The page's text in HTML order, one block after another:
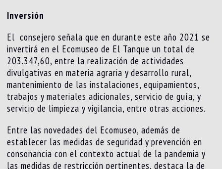
Inversión
El consejero señala que en durante este año 2021 se
invertirá en el Ecomuseo de El Tanque un total de
203.347,60, entre la realización de actividades
divulgativas en materia agraria y desarrollo rural,
mantenimiento de las instalaciones, equipamientos,
trabajos y materiales adicionales, servicio de guía, y
servicio de limpieza y vigilancia, entre otras acciones.
Entre las novedades del Ecomuseo, además de
establecer las medidas de seguridad y prevención en
consonancia con el contexto actual de la pandemia y
las medidas de restricción pertinentes, destaca la de